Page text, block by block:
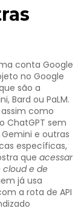
conta Google
no Google
são a
Bard ou PaLM.
como
ChatGPT sem
e outras
específicas,
que acessar
cloud e de
já usa
a rota de API